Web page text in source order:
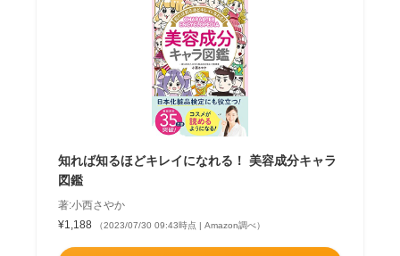
知れば知るほどキレイになれる！ 美容成分キャラ
図鑑
著:小西さやか
¥1,188
（2023/07/30 09:43時点 | Amazon調べ）